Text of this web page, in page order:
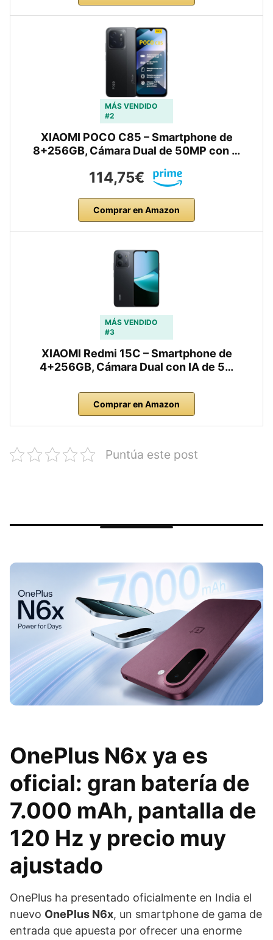
MÁS VENDIDO
#2
XIAOMI POCO C85 – Smartphone de
8+256GB, Cámara Dual de 50MP con …
114,75€
Comprar en Amazon
MÁS VENDIDO
#3
XIAOMI Redmi 15C – Smartphone de
4+256GB, Cámara Dual con IA de 5…
Comprar en Amazon
Puntúa este post
OnePlus N6x ya es
oficial: gran batería de
7.000 mAh, pantalla de
120 Hz y precio muy
ajustado
OnePlus ha presentado oficialmente en India el
nuevo OnePlus N6x, un smartphone de gama de
entrada que apuesta por ofrecer una enorme